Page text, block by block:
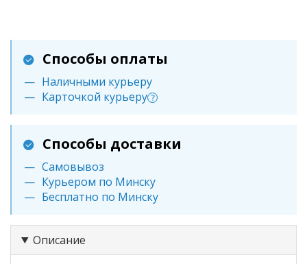
Способы оплаты
Наличными курьеру
Карточкой курьеру ?
Способы доставки
Самовывоз
Курьером по Минску
Бесплатно по Минску
Описание